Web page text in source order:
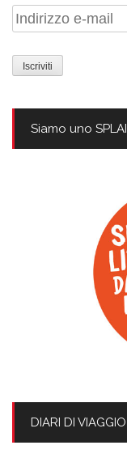
Indirizzo
e-
mail
Siamo uno SPLAI
DIARI DI VIAGGIO